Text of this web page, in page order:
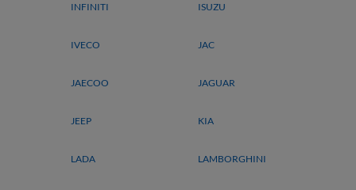
INFINITI ISUZU
IVECO JAC
JAECOO JAGUAR
JEEP KIA
LADA LAMBORGHINI